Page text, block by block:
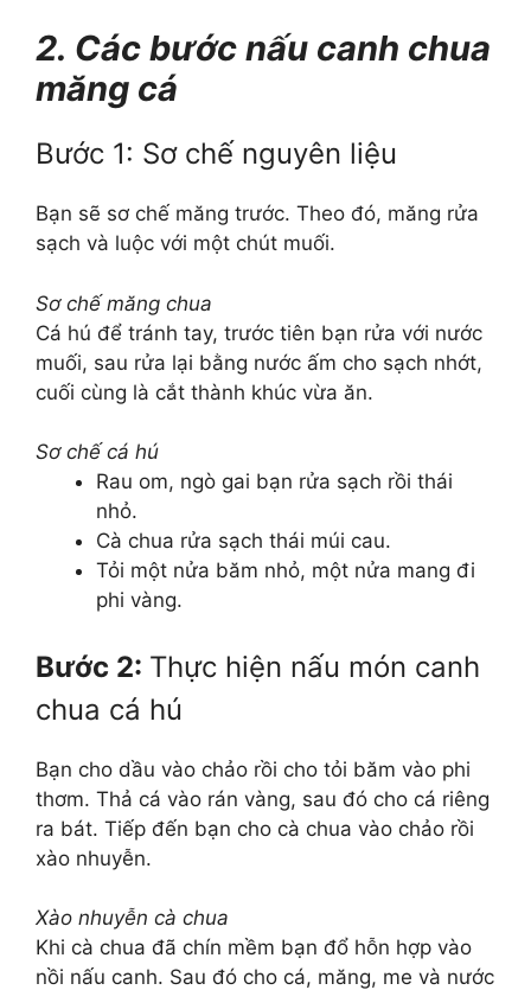
2. Các bước nấu canh chua
măng cá
Bước 1: Sơ chế nguyên liệu
Bạn sẽ sơ chế măng trước. Theo đó, măng rửa
sạch và luộc với một chút muối.
Sơ chế măng chua
Cá hú để tránh tay, trước tiên bạn rửa với nước
muối, sau rửa lại bằng nước ấm cho sạch nhớt,
cuối cùng là cắt thành khúc vừa ăn.
Sơ chế cá hú
Rau om, ngò gai bạn rửa sạch rồi thái
nhỏ.
Cà chua rửa sạch thái múi cau.
Tỏi một nửa băm nhỏ, một nửa mang đi
phi vàng.
Bước 2: Thực hiện nấu món canh
chua cá hú
Bạn cho dầu vào chảo rồi cho tỏi băm vào phi
thơm. Thả cá vào rán vàng, sau đó cho cá riêng
ra bát. Tiếp đến bạn cho cà chua vào chảo rồi
xào nhuyễn.
Xào nhuyễn cà chua
Khi cà chua đã chín mềm bạn đổ hỗn hợp vào
nồi nấu canh. Sau đó cho cá, măng, me và nước